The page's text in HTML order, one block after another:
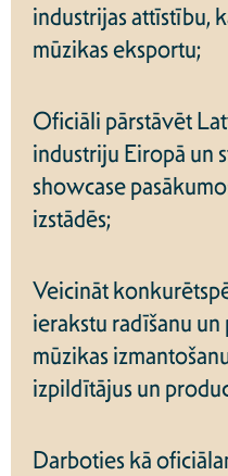
industrijas attīstību,
mūzikas eksportu;
Oficiāli pārstāvēt
industriju Eiropā un
showcase
izstādēs;
Veicināt
ierakstu radīšanu
mūzikas
izpildītājus un
Darboties kā